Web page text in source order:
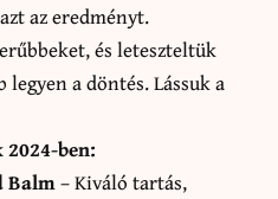
az eredményt.
és leteszteltük
a döntés. Lássuk a
ben:
Balm– Kiváló tartás,